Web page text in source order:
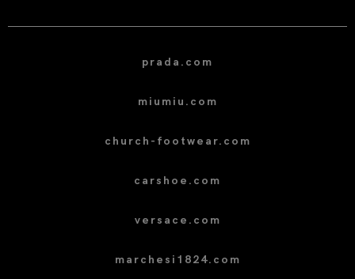
prada.com
miumiu.com
church-footwear.com
carshoe.com
versace.com
marchesi1824.com